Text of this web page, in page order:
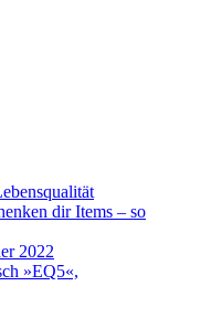
dir Items – so
2022
»EQ5«,